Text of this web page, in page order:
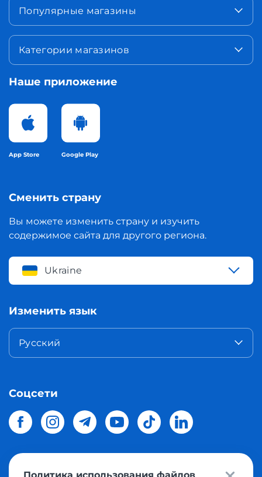
Популярные магазины
Категории магазинов
Наше приложение
App Store Google Play
Сменить страну
Вы можете изменить страну и изучить
содержимое сайта для другого региона.
Ukraine
Изменить язык
Русский
Соцсети